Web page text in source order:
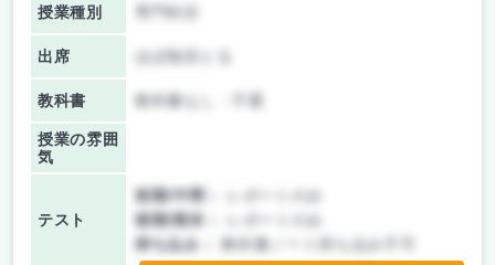
授業種別
出席 ほぼ毎回とる
教科書 教科書なし・不要
授業の雰囲
気
テスト
前期/中間：
後期/期末：
持ち込み：
教科書ノート持ち込み不可